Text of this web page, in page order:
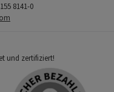
8141-0
und zertifiziert!